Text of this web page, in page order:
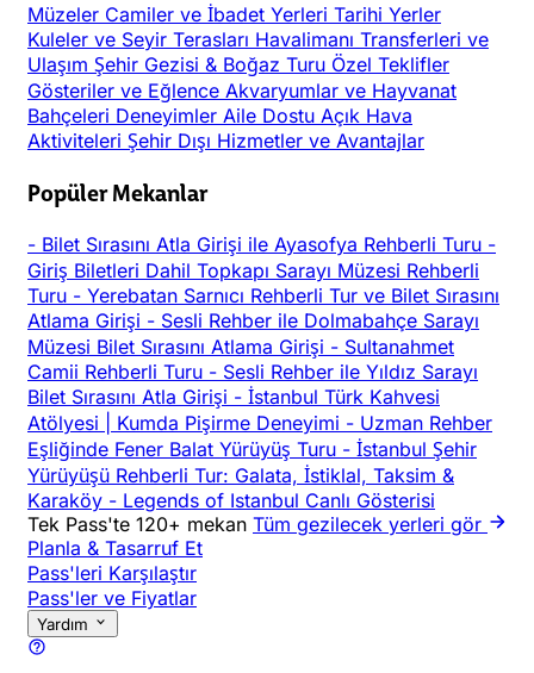
Müzeler Camiler ve İbadet Yerleri Tarihi Yerler
Kuleler ve Seyir Terasları Havalimanı Transferleri ve
Ulaşım Şehir Gezisi & Boğaz Turu Özel Teklifler
Gösteriler ve Eğlence Akvaryumlar ve Hayvanat
Bahçeleri Deneyimler Aile Dostu Açık Hava
Aktiviteleri Şehir Dışı Hizmetler ve Avantajlar
Popüler Mekanlar
- Bilet Sırasını Atla Girişi ile Ayasofya Rehberli Turu -
Giriş Biletleri Dahil Topkapı Sarayı Müzesi Rehberli
Turu - Yerebatan Sarnıcı Rehberli Tur ve Bilet Sırasını
Atlama Girişi - Sesli Rehber ile Dolmabahçe Sarayı
Müzesi Bilet Sırasını Atlama Girişi - Sultanahmet
Camii Rehberli Turu - Sesli Rehber ile Yıldız Sarayı
Bilet Sırasını Atla Girişi - İstanbul Türk Kahvesi
Atölyesi | Kumda Pişirme Deneyimi - Uzman Rehber
Eşliğinde Fener Balat Yürüyüş Turu - İstanbul Şehir
Yürüyüşü Rehberli Tur: Galata, İstiklal, Taksim &
Karaköy - Legends of Istanbul Canlı Gösterisi
Tek Pass'te 120+ mekan Tüm gezilecek yerleri gör
Planla & Tasarruf Et
Pass'leri Karşılaştır
Pass'ler ve Fiyatlar
Yardım